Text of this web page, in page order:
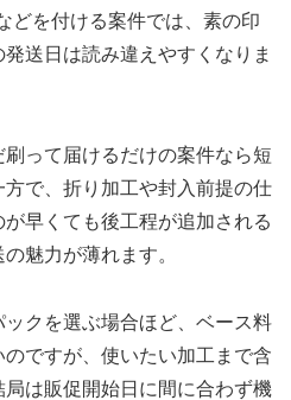
どを付ける案件では、素の印
送日は読み違えやすくなりま
って届けるだけの案件なら短
で、折り加工や封入前提の仕
早くても後工程が追加される
魅力が薄れます。
クを選ぶ場合ほど、ベース料
ですが、使いたい加工まで含
は販促開始日に間に合わず機